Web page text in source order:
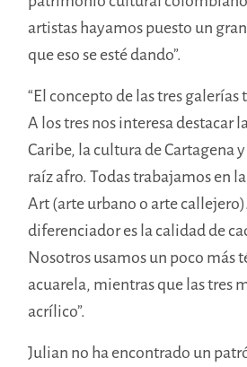
artistas hayamos puesto un
que eso se esté dando”.
“El concepto de las tres
A los tres nos interesa destacar
Caribe, la cultura de Cartagena
raíz afro. Todas trabajamos en
Art (arte urbano o arte
diferenciador es la calidad de
Nosotros usamos un poco más
acuarela, mientras que las tres
acrílico”.
Julian no ha encontrado un